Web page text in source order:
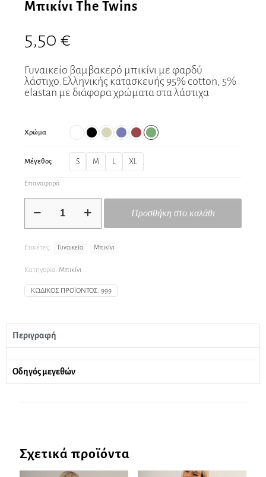
Μπικίνι The Twins
5,50 €
Γυναικείο βαμβακερό μπικίνι με φαρδύ
λάστιχο.Ελληνικής κατασκευής 95% cotton, 5%
elastan με διάφορα χρώματα στα λάστιχα
Χρώμα
Μέγεθος S M XL
Επαναφορά
Προσθήκη στο καλάθι
Ετικέτες: Γυναικεία Μπικίνι
Κατηγορία: Μπικίνι
ΚΩΔΙΚΌΣ ΠΡΟΪΌΝΤΟΣ: 999
Περιγραφή
Οδηγός μεγεθών
Σχετικά προϊόντα